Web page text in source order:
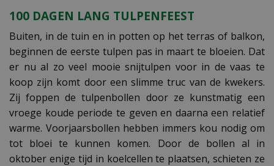
100 DAGEN LANG TULPENFEEST
Buiten, in de tuin en in potten op het terras of balkon,
beginnen de eerste tulpen pas in maart te bloeien. Dat
er nu al zo veel mooie snijtulpen voor in de vaas te
koop zijn komt door een slimme truc van de kwekers.
Zij foppen de tulpenbollen door ze kunstmatig een
vroege koude periode te geven en daarna een relatief
warme. Voorjaarsbollen hebben immers kou nodig om
tot bloei te kunnen komen. Door de bollen al in
oktober enige tijd in koelcellen te plaatsen, schieten ze